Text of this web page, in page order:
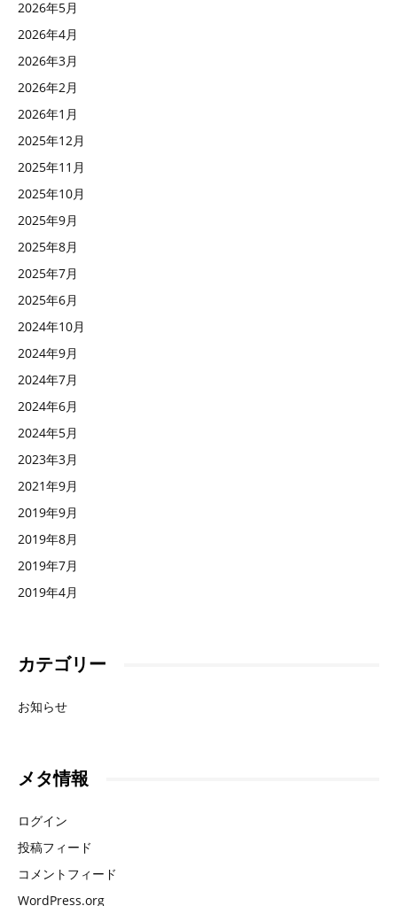
2026年5月
2026年4月
2026年3月
2026年2月
2026年1月
2025年12月
2025年11月
2025年10月
2025年9月
2025年8月
2025年7月
2025年6月
2024年10月
2024年9月
2024年7月
2024年6月
2024年5月
2023年3月
2021年9月
2019年9月
2019年8月
2019年7月
2019年4月
カテゴリー
お知らせ
メタ情報
ログイン
投稿フィード
コメントフィード
WordPress.org